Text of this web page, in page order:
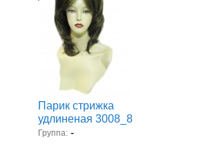
Парик стрижка
удлиненая 3008_8
Группа: -